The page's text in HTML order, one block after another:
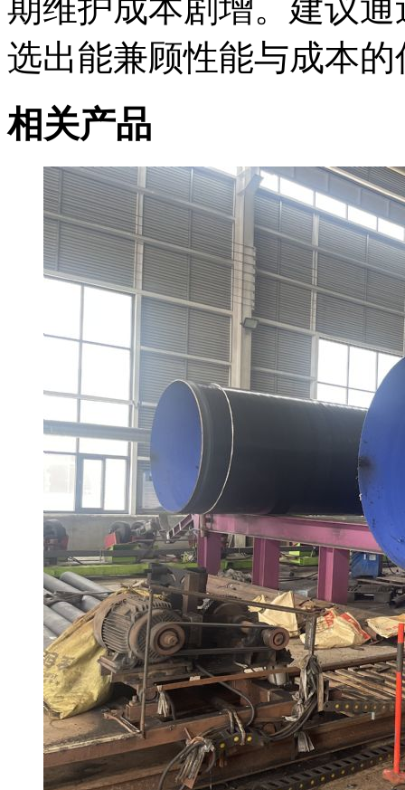
期维护成本剧增。建议
选出能兼顾性能与成本
相关产品